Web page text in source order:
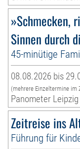
»Schmecken,
Sinnen durch
45-minütige
08.08.2026 bis
(mehrere Einzeltermine im
Panometer Leipzig
Zeitreise ins
Führung für